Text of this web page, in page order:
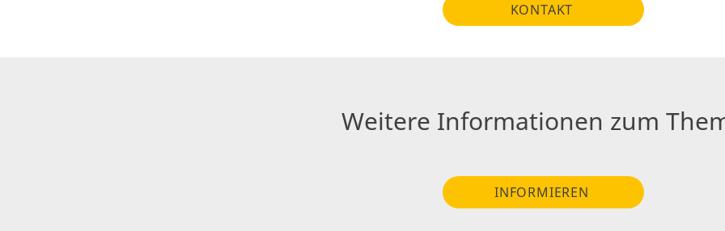
KONTAKT
Weitere Informationen zum
INFORMIEREN